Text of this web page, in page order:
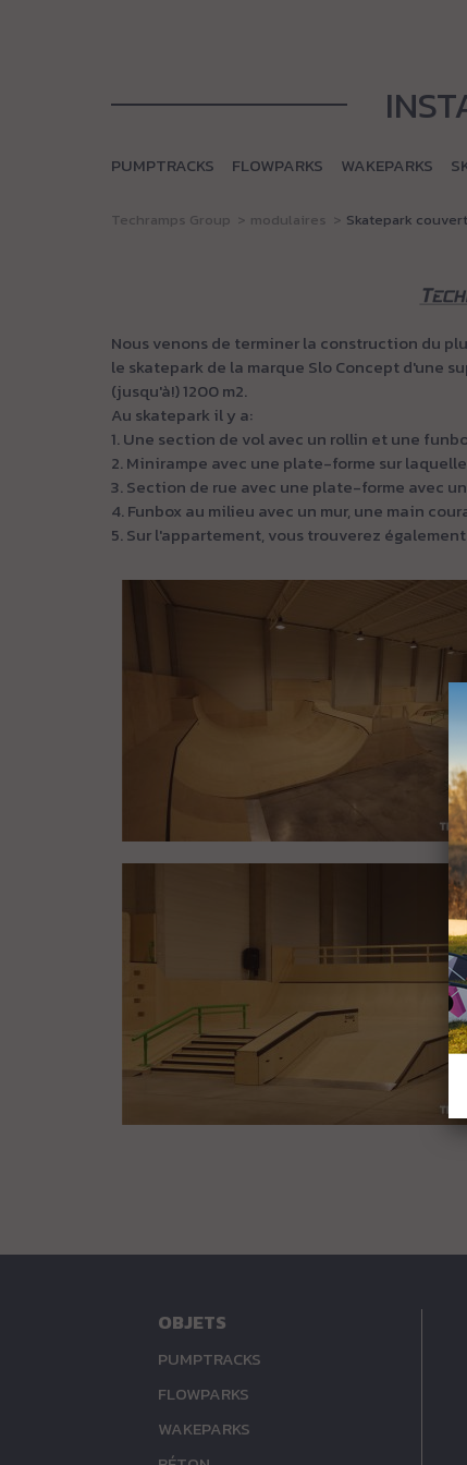
PUMPTRACKS FLOWPARKS WAKEPARKS
Techramps Group modulaires Skatepark
Nous venons de terminer la construction du
le skatepark de la marque Slo Concept d'une
(jusqu'à!) 1200 m2.
Au skatepark il y a:
1. Une section de vol avec un rollin et une
2. Minirampe avec une plate-forme sur
3. Section de rue avec une plate-forme avec
4. Funbox au milieu avec un mur, une main
5. Sur l'appartement, vous trouverez
OBJETS
PUMPTRACKS
FLOWPARKS
WAKEPARKS